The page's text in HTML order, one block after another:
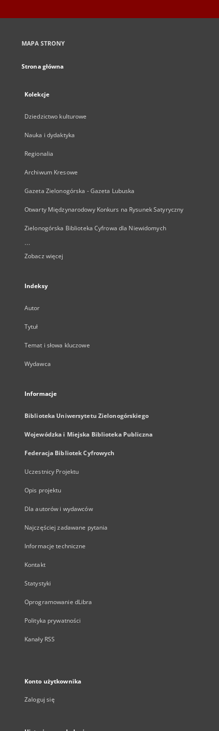
MAPA STRONY
Strona główna
Kolekcje
Dziedzictwo kulturowe
Nauka i dydaktyka
Regionalia
Archiwum Kresowe
Gazeta Zielonogórska - Gazeta Lubuska
Otwarty Międzynarodowy Konkurs na Rysunek Satyryczny
Zielonogórska Biblioteka Cyfrowa dla Niewidomych
...
Zobacz więcej
Indeksy
Autor
Tytuł
Temat i słowa kluczowe
Wydawca
Informacje
Biblioteka Uniwersytetu Zielonogórskiego
Wojewódzka i Miejska Biblioteka Publiczna
Federacja Bibliotek Cyfrowych
Uczestnicy Projektu
Opis projektu
Dla autorów i wydawców
Najczęściej zadawane pytania
Informacje techniczne
Kontakt
Statystyki
Oprogramowanie dLibra
Polityka prywatności
Kanały RSS
Konto użytkownika
Zaloguj się